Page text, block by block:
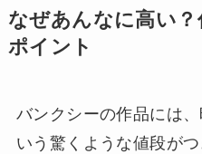
なぜあんなに高い
ポイント
バンクシーの作品には
いう驚くような値段が